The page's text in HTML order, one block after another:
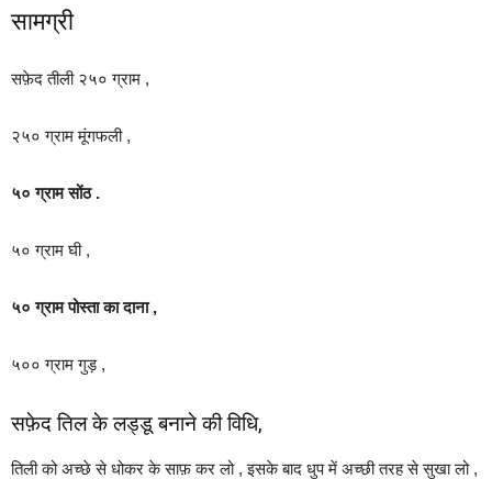
सामग्री
सफ़ेद तीली २५० ग्राम ,
२५० ग्राम मूंगफली ,
५० ग्राम सोंठ .
५० ग्राम घी ,
५० ग्राम पोस्ता का दाना ,
५०० ग्राम गुड़ ,
सफ़ेद तिल के लड्डू बनाने की विधि,
तिली को अच्छे से धोकर के साफ़ कर लो , इसके बाद धुप में अच्छी तरह से सुखा लो ,